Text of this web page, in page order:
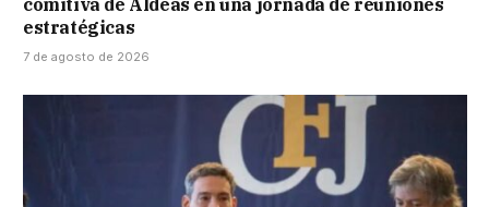
estratégicas
7 de agosto de 2026